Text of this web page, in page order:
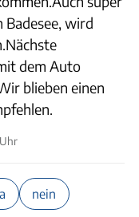
Badesee, wird
dem Auto
blieben einen
nein